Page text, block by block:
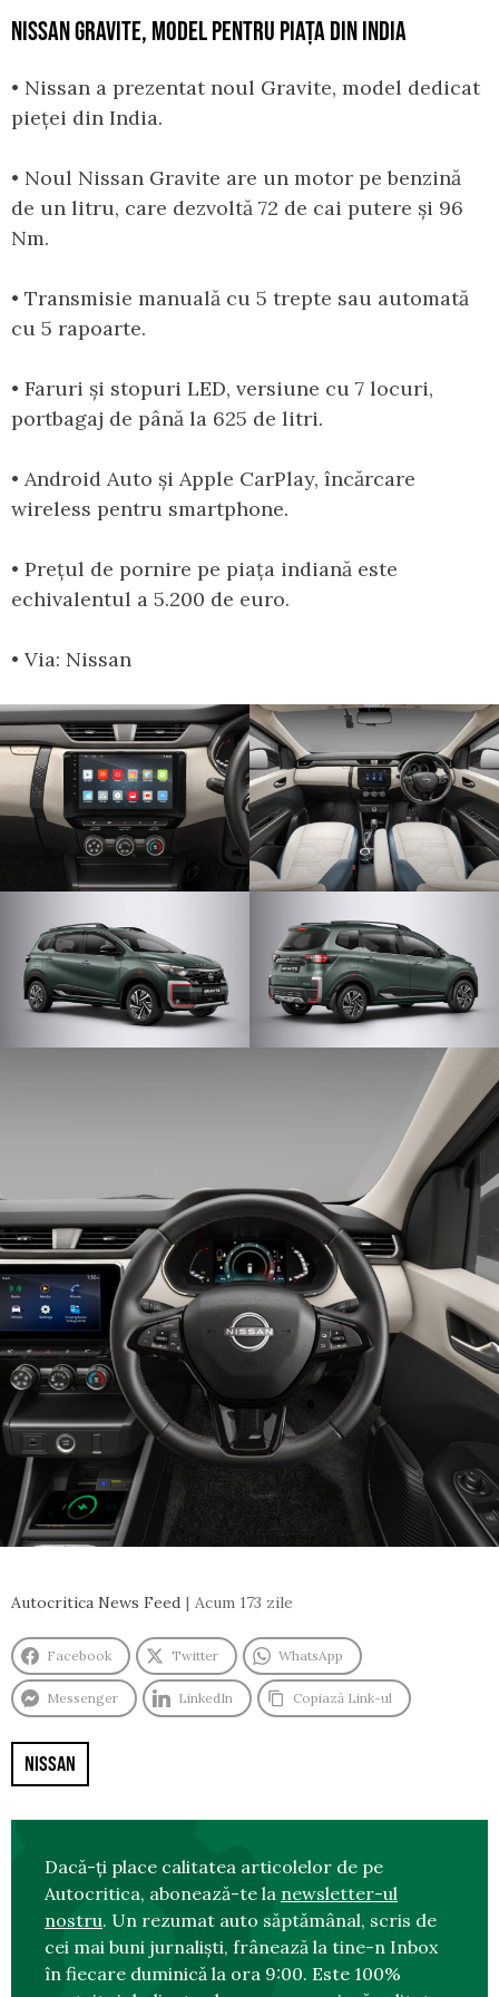
NISSAN GRAVITE, MODEL PENTRU PIAȚA DIN INDIA
• Nissan a prezentat noul Gravite, model dedicat
pieței din India.
• Noul Nissan Gravite are un motor pe benzină
de un litru, care dezvoltă 72 de cai putere și 96
Nm.
• Transmisie manuală cu 5 trepte sau automată
cu 5 rapoarte.
• Faruri și stopuri LED, versiune cu 7 locuri,
portbagaj de până la 625 de litri.
• Android Auto și Apple CarPlay, încărcare
wireless pentru smartphone.
• Prețul de pornire pe piața indiană este
echivalentul a 5.200 de euro.
• Via: Nissan
Autocritica News Feed Acum 173 zile
Facebook Twitter WhatsApp
Messenger LinkedIn Copiază Link-ul
NISSAN
Dacă-ți place calitatea articolelor de pe
Autocritica, abonează-te la newsletter-ul
nostru. Un rezumat auto săptămânal, scris de
cei mai buni jurnaliști, frânează la tine-n Inbox
în fiecare duminică la ora 9:00. Este 100%